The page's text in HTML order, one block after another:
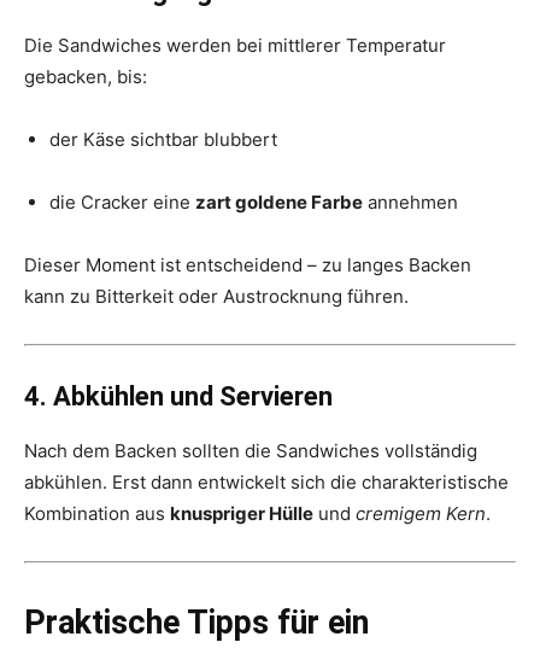
Die Sandwiches werden bei mittlerer Temperatur
gebacken, bis:
der Käse sichtbar blubbert
die Cracker eine zart goldene Farbe annehmen
Dieser Moment ist entscheidend – zu langes Backen
kann zu Bitterkeit oder Austrocknung führen.
4. Abkühlen und Servieren
Nach dem Backen sollten die Sandwiches vollständig
abkühlen. Erst dann entwickelt sich die charakteristische
Kombination aus knuspriger Hülle und cremigem Kern.
Praktische Tipps für ein